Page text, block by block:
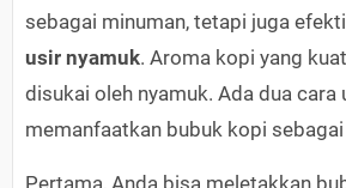
sebagai minuman, tetapi juga
usir nyamuk. Aroma kopi yang
disukai oleh nyamuk. Ada dua cara
memanfaatkan bubuk kopi